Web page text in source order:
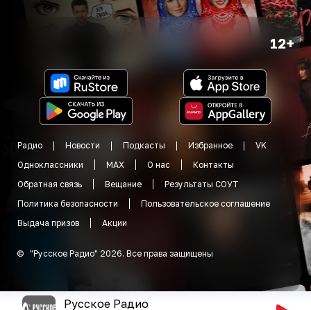
12+
Радио Новости Подкасты Избранное
VK
Одноклассники
MAX О нас
Контакты
Обратная связь
Вещание
Результаты СОУТ
Политика безопасности
Пользовательское соглашение
Выдача призов
Акции
© "Русское Радио" 2026. Все права защищены
Русское Радио